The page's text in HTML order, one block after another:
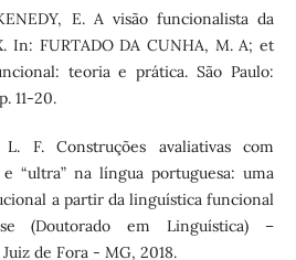
E. A visão funcionalista da
In: FURTADO DA CUNHA, M. A; et
teoria e prática. São Paulo:
11-20.
L. F. Construções avaliativas com
e “ultra” na língua portuguesa: uma
a partir da linguística funcional
(Doutorado em Linguística) –
de Fora - MG, 2018.